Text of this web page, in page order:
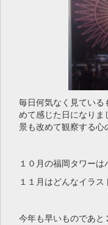
毎日何気なく見ている
めて感じた日になりま
景も改めて観察する心
１０月の福岡タワー
１１月はどんなイラス
今年も早いものであと